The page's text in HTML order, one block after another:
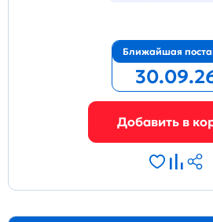
Ближайшая